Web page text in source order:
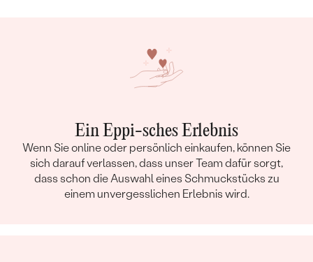
40 cm
BREITE:
1 mm
Anker
Details des eingesetzten Edelsteins Halskette
Ein Eppi-sches Erlebnis
Wenn Sie online oder persönlich einkaufen, können Sie
sich darauf verlassen, dass unser Team dafür sorgt,
dass schon die Auswahl eines Schmuckstücks zu
einem unvergesslichen Erlebnis wird.